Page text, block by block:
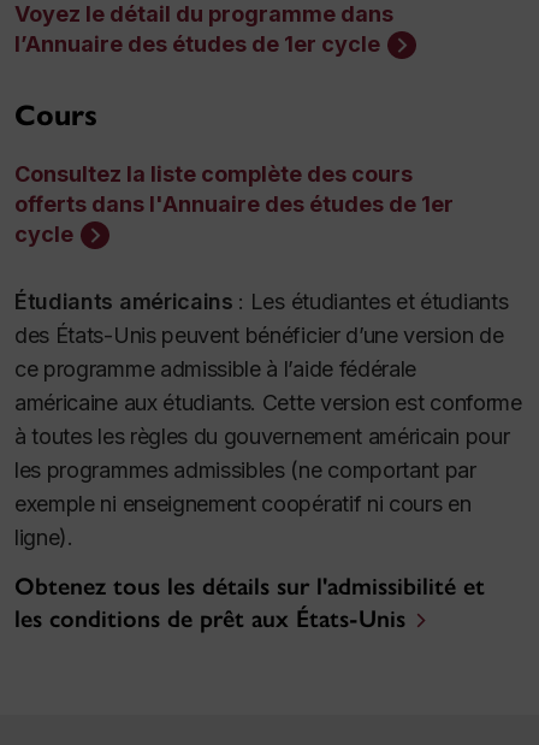
Voyez le détail du programme dans
l’Annuaire des études de 1er cycle
Cours
Consultez la liste complète des cours
offerts dans l'Annuaire des études de 1er
cycle
Étudiants américains : Les étudiantes et étudiants
des États-Unis peuvent bénéficier d’une version de
ce programme admissible à l’aide fédérale
américaine aux étudiants. Cette version est conforme
à toutes les règles du gouvernement américain pour
les programmes admissibles (ne comportant par
exemple ni enseignement coopératif ni cours en
ligne).
Obtenez tous les détails sur l'admissibilité et
les conditions de prêt aux États-Unis